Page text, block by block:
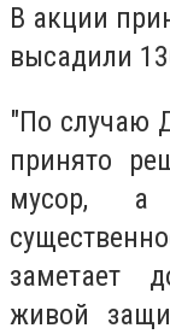
В акции
высадили
"По случаю
принято
мусор, а
заметает
живой